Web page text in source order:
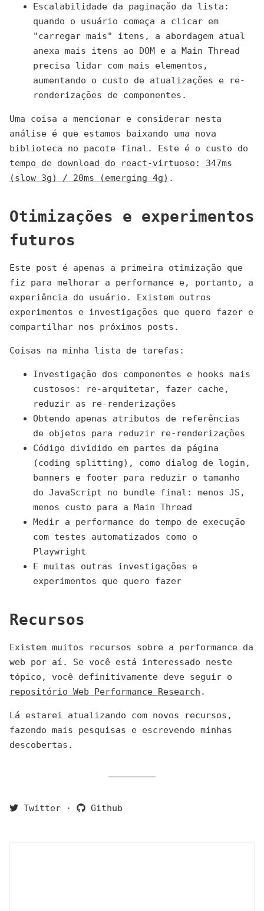
Escalabilidade da paginação da lista:
quando o usuário começa a clicar em
"carregar mais" itens, a abordagem atual
anexa mais itens ao DOM e a Main Thread
precisa lidar com mais elementos,
aumentando o custo de atualizações e re-
renderizações de componentes.
Uma coisa a mencionar e considerar nesta
análise é que estamos baixando uma nova
biblioteca no pacote final. Este é o custo do
tempo de download do react-virtuoso: 347ms
(slow 3g) / 20ms (emerging 4g) .
Otimizações e experimentos
futuros
Este post é apenas a primeira otimização que
fiz para melhorar a performance e, portanto, a
experiência do usuário. Existem outros
experimentos e investigações que quero fazer e
compartilhar nos próximos posts.
Coisas na minha lista de tarefas:
Investigação dos componentes e hooks mais
custosos: re-arquitetar, fazer cache,
reduzir as re-renderizações
Obtendo apenas atributos de referências
de objetos para reduzir re-renderizações
Código dividido em partes da página
(coding splitting), como dialog de login,
banners e footer para reduzir o tamanho
do JavaScript no bundle final: menos JS,
menos custo para a Main Thread
Medir a performance do tempo de execução
com testes automatizados como o
Playwright
E muitas outras investigações e
experimentos que quero fazer
Recursos
Existem muitos recursos sobre a performance da
web por aí. Se você está interessado neste
tópico, você definitivamente deve seguir o
repositório Web Performance Research .
Lá estarei atualizando com novos recursos,
fazendo mais pesquisas e escrevendo minhas
descobertas.
Twitter · Github